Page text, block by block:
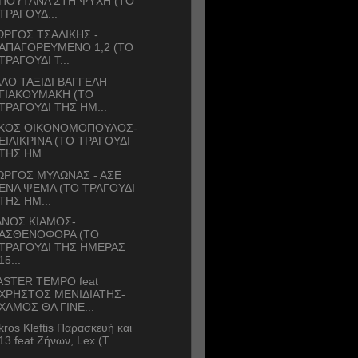
ΤΣΑΛΙΚΗΣ -
1,2 (ΤΟ
Τ...
ΤΑΞΙΔΙ ΒΑΓΓΕΛΗ
ΓΙΑΚΟΥΜΑΚΗ (ΤΟ
ΤΗΣ ΗΜ...
ΟΙΚΟΝΟΜΟΠΟΥΛΟΣ-
ΕΙΛΙΚΡΙΝΑ (ΤΟ ΤΡΑΓΟΥΔΙ
ΗΜ...
ΜΥΛΩΝΑΣ - ΑΣΕ
ΕΝΑ ΨΕΜΑ (ΤΟ ΤΡΑΓΟΥΔΙ
ΗΜ...
ΚΙΑΜΟΣ-
(ΤΟ
ΤΗΣ ΗΜΕΡΑΣ
15...
TEMPO feat
ΧΡΗΣΤΟΣ ΜΕΝΙΔΙΑΤΗΣ-
ΧΑΜΟΣ ΘΑ ΓΙΝΕ...
Kleftis Παρασκευή και
13 feat Ζήνων, Lex (Τ...